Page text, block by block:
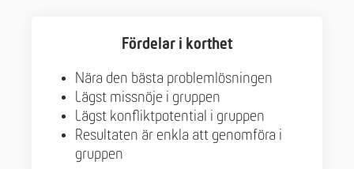
Fördelar i korthet
Nära den bästa problemlösningen
Lägst missnöje i gruppen
Lägst konfliktpotential i gruppen
Resultaten är enkla att genomföra i
gruppen